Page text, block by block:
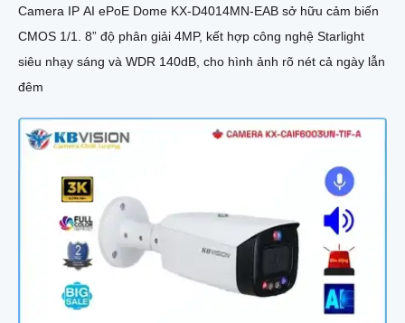
Camera IP AI ePoE Dome KX-D4014MN-EAB sở hữu cảm biến
CMOS 1/1. 8” độ phân giải 4MP, kết hợp công nghệ Starlight
siêu nhạy sáng và WDR 140dB, cho hình ảnh rõ nét cả ngày lẫn
đêm